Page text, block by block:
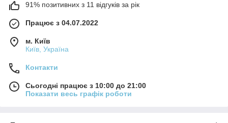
91% позитивних з 11 відгуків за рік
Працює з 04.07.2022
м. Київ
Київ, Україна
Контакти
Сьогодні працює з 10:00 до 21:00
Показати весь графік роботи